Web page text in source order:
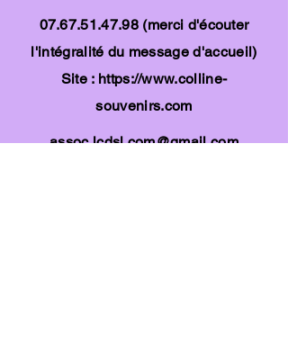
07.67.51.47.98 (merci d'écouter
l'intégralité du message d'accueil)
Site : https://www.colline-
souvenirs.com
assoc.lcdsl.com@gmail.com